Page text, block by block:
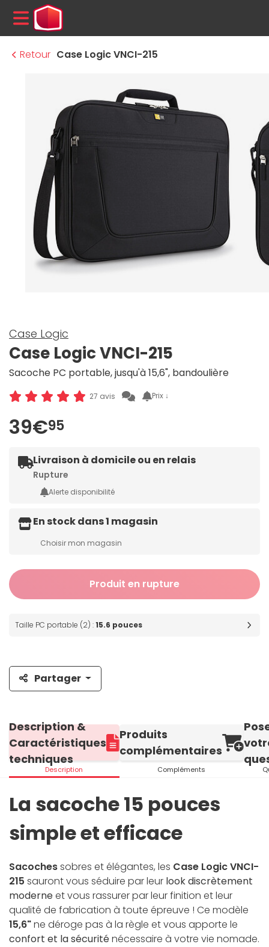
MENU
Retour Case Logic VNCI-215
Case Logic
Case Logic VNCI-215
Sacoche PC portable, jusqu'à 15,6", bandoulière
27 avis Prix ↓
39€95
Livraison à domicile ou en relais
Rupture
Alerte disponibilité
En stock dans 1 magasin
Choisir mon magasin
Produit en rupture
Taille PC portable (2) :15.6 pouces
Partager
Description &
Caractéristiques
techniques
Description
Produits
complémentaires
Compléments
La sacoche 15 pouces
simple et efficace
Sacochessobres et élégantes, les Case Logic VNCI-
215 sauront vous séduire par leur look discrètement
moderneet vous rassurer par leur finition et leur
qualité de fabrication à toute épreuve ! Ce modèle
15,6"ne déroge pas à la règle et vous apporte le
confort et la sécuriténécessaire à votre vie nomade.